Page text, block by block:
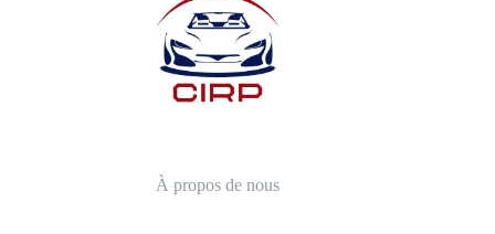
À propos de nous